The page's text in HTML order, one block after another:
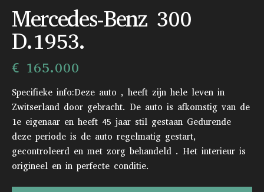
Mercedes-Benz 300
D.1953.
€ 165.000
Specifieke info:Deze auto , heeft zijn hele leven in
Zwitserland door gebracht. De auto is afkomstig van de
1e eigenaar en heeft 45 jaar stil gestaan Gedurende
deze periode is de auto regelmatig gestart,
gecontroleerd en met zorg behandeld . Het interieur is
origineel en in perfecte conditie.